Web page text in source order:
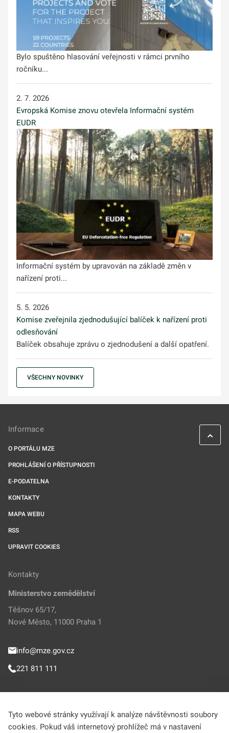
Bylo spuštěno hlasování veřejnosti v rámci prvního
ročníku...
2. 7. 2026
Evropská Komise znovu otevřela Informační systém
EUDR
Informační systém by upravován na základě změn v
nařízení proti...
5. 5. 2026
Komise zveřejnila zjednodušující balíček k nařízení proti
odlesňování
Balíček obsahuje zprávu o zjednodušení a další opatření.
VŠECHNY NOVINKY
Informace
O PORTÁLU MZE
PROHLÁŠENÍ O PŘÍSTUPNOSTI
E-PODATELNA
KONTAKTY
MAPA WEBU
RSS
UPRAVIT COOKIES
Kontakty
Ministerstvo zemědělství
Těšnov 65/17,
Nové Město, 11000 Praha 1
info@mze.gov.cz
221 811 111
Tyto webové stránky využívají k analýze návštěvnosti soubory
cookies. Pokud váš internetový prohlížeč má v nastavení